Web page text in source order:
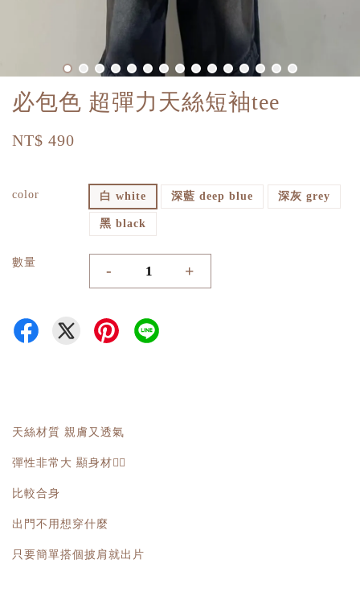
必包色 超彈力天絲短袖tee
NT$ 490
color 白 white 深藍 deep blue 深灰 grey
黑 black
數量
- +
天絲材質 親膚又透氣
彈性非常大 顯身材👍🏻
比較合身
出門不用想穿什麼
只要簡單搭個披肩就出片